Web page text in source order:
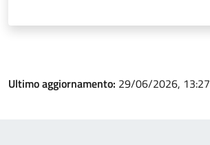
Ultimo aggiornamento: 29/06/2026, 13:27